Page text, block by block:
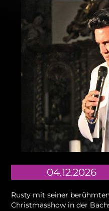
04.12.2026
Rusty mit seiner
Christmasshow in der